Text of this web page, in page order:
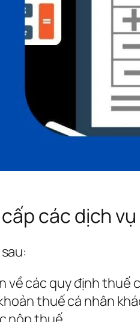
các dịch
các quy định
thuế cá nhân